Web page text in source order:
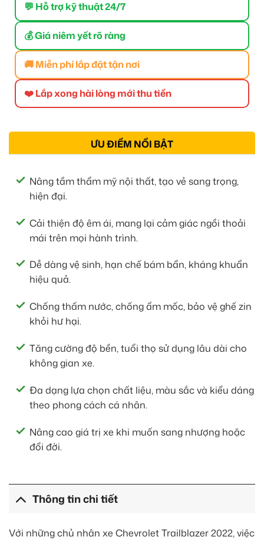
💬 Hỗ trợ kỹ thuật 24/7
💰 Giá niêm yết rõ ràng
🚚 Miễn phí lắp đặt tận nơi
❤️ Lắp xong hài lòng mới thu tiền
ƯU ĐIỂM NỔI BẬT
Nâng tầm thẩm mỹ nội thất, tạo vẻ sang trọng,
hiện đại.
Cải thiện độ êm ái, mang lại cảm giác ngồi thoải
mái trên mọi hành trình.
Dễ dàng vệ sinh, hạn chế bám bẩn, kháng khuẩn
hiệu quả.
Chống thấm nước, chống ẩm mốc, bảo vệ ghế zin
khỏi hư hại.
Tăng cường độ bền, tuổi thọ sử dụng lâu dài cho
không gian xe.
Đa dạng lựa chọn chất liệu, màu sắc và kiểu dáng
theo phong cách cá nhân.
Nâng cao giá trị xe khi muốn sang nhượng hoặc
đổi đời.
Thông tin chi tiết
Với những chủ nhân xe Chevrolet Trailblazer 2022, việc